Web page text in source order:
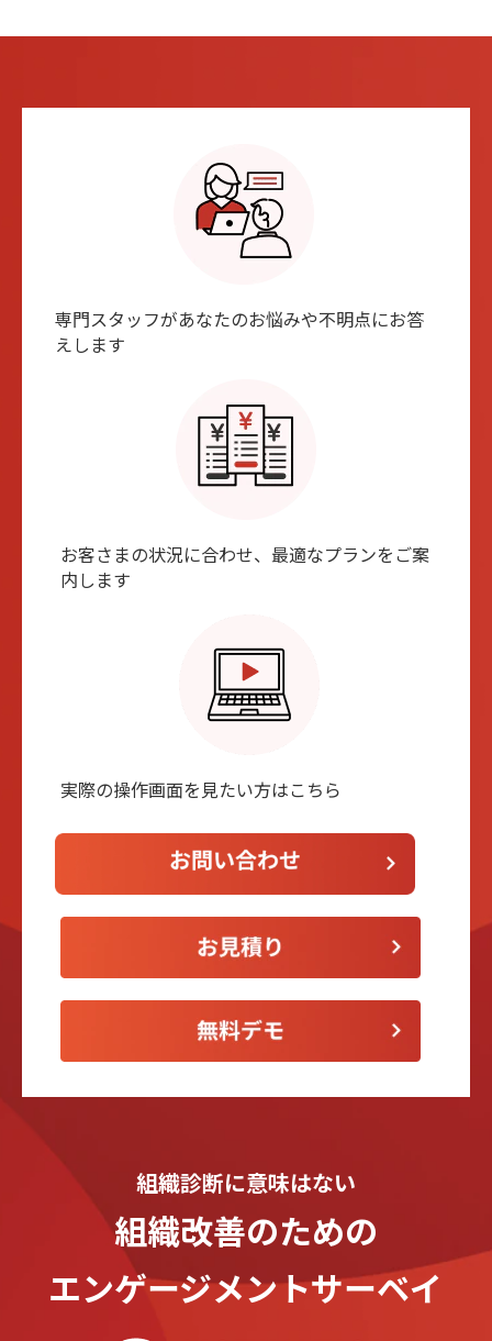
専⾨スタッフがあなたのお悩みや不明点にお答
えします
お客さまの状況に合わせ、最適なプランをご案
内します
実際の操作画⾯を⾒たい⽅はこちら
組織診断に意味はない
組織改善のための
エンゲージメントサーベイ